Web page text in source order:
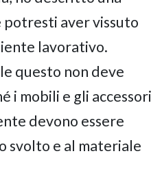
potresti aver vissuto
lavorativo.
questo non deve
i mobili e gli accessori
devono essere
svolto e al materiale